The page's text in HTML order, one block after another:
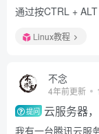
通过按CTRL +
Linux教程
不念
4年前更新
提问 云服务器
我有一台腾讯云服